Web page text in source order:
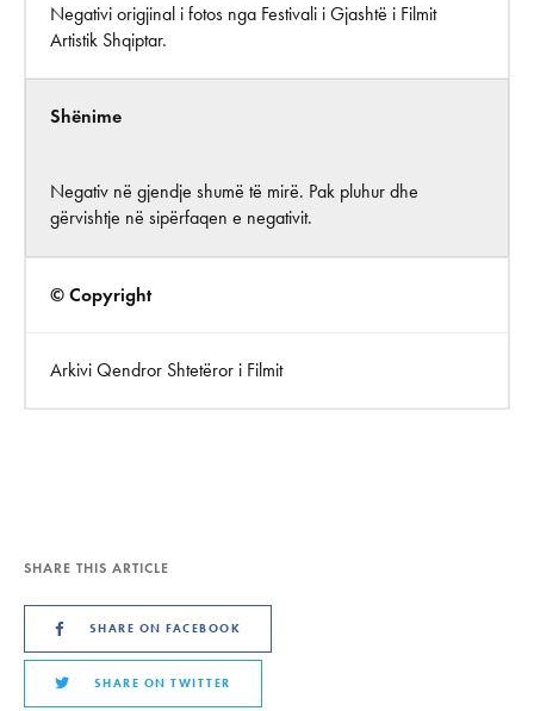
Negativi origjinal i fotos nga Festivali i Gjashtë i Filmit
Artistik Shqiptar.
Shënime
Negativ në gjendje shumë të mirë. Pak pluhur dhe
gërvishtje në sipërfaqen e negativit.
© Copyright
Arkivi Qendror Shtetëror i Filmit
SHARE THIS ARTICLE
SHARE ON FACEBOOK
SHARE ON TWITTER